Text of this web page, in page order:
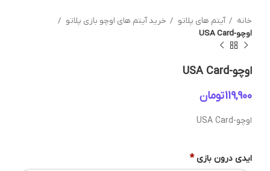
خانه آیتم های پلاتو
خرید آیتم های اوچو بازی پلاتو
اوچو-USA Card
اوچو-USA Card
تومان
اوچو-USA Card
ایدی درون بازی *